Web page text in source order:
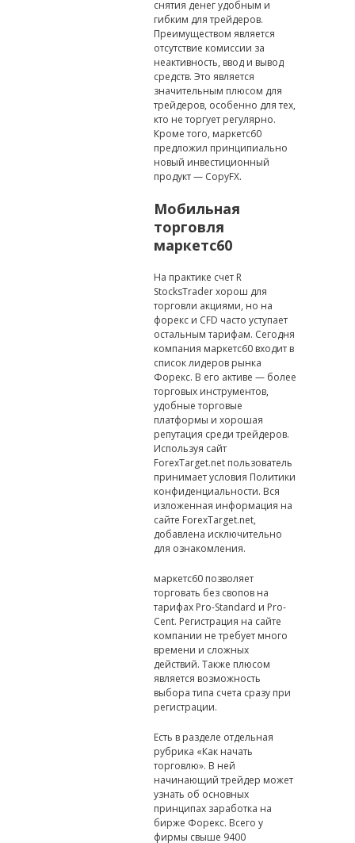
снятия денег удобным и
гибким для трейдеров.
Преимуществом является
отсутствие комиссии за
неактивность, ввод и вывод
средств. Это является
значительным плюсом для
трейдеров, особенно для тех,
кто не торгует регулярно.
Кроме того, маркетс60
предложил принципиально
новый инвестиционный
продукт — CopyFX.
Мобильная
торговля
маркетс60
На практике счет R
StocksTrader хорош для
торговли акциями, но на
форекс и CFD часто уступает
остальным тарифам. Сегодня
компания маркетс60 входит в
список лидеров рынка
Форекс. В его активе — более
торговых инструментов,
удобные торговые
платформы и хорошая
репутация среди трейдеров.
Используя сайт
ForexTarget.net пользователь
принимает условия Политики
конфиденциальности. Вся
изложенная информация на
сайте ForexTarget.net,
добавлена исключительно
для ознакомления.
маркетс60 позволяет
торговать без свопов на
тарифах Pro-Standard и Pro-
Cent. Регистрация на сайте
компании не требует много
времени и сложных
действий. Также плюсом
является возможность
выбора типа счета сразу при
регистрации.
Есть в разделе отдельная
рубрика «Как начать
торговлю». В ней
начинающий трейдер может
узнать об основных
принципах заработка на
бирже Форекс. Всего у
фирмы свыше 9400